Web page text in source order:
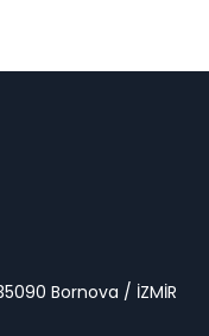
Bornova / İZMİR